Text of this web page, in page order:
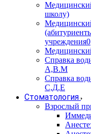
школу)
учреждения0
Справка
А,В.М
Справка
С,Д,Е
Стоматология
Взрослый